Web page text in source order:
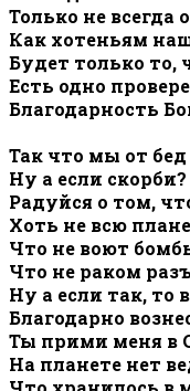
Только не всегда
Как хотеньям
Будет только
Есть одно
Благодарность
Так что мы от
Ну а если скорби?
Радуйся о том,
Хоть не всю
Что не воют
Что не раком
Ну а если так, то
Благодарно
Ты прими меня в
На планете нет